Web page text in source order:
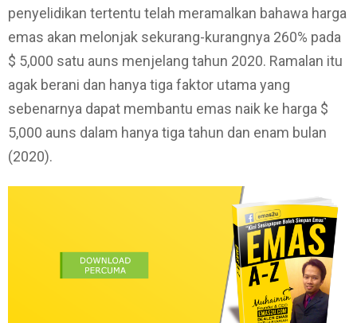
penyelidikan tertentu telah meramalkan bahawa harga
emas akan melonjak sekurang-kurangnya 260% pada
$ 5,000 satu auns menjelang tahun 2020. Ramalan itu
agak berani dan hanya tiga faktor utama yang
sebenarnya dapat membantu emas naik ke harga $
5,000 auns dalam hanya tiga tahun dan enam bulan
(2020).